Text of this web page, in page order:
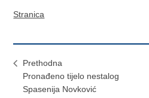
Stranica
Prethodna
Pronađeno tijelo nestalog
Spasenija Novković